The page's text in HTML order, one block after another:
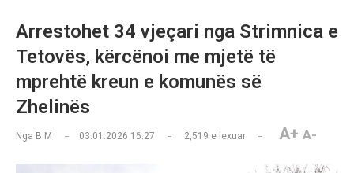
Arrestohet 34 vjeçari nga Strimnica e
Tetovës, kërcënoi me mjetë të
mprehtë kreun e komunës së
Zhelinës
Nga B.M 03.01.2026 16:27 2,519 e lexuar A+ A-